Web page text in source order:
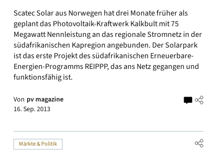
Scatec Solar aus Norwegen hat drei Monate früher als
geplant das Photovoltaik-Kraftwerk Kalkbult mit 75
Megawatt Nennleistung an das regionale Stromnetz in der
südafrikanischen Kapregion angebunden. Der Solarpark
ist das erste Projekt des südafrikanischen Erneuerbare-
Energien-Programms REIPPP, das ans Netz gegangen und
funktionsfähig ist.
Von pv magazine
16. Sep. 2013
Märkte & Politik